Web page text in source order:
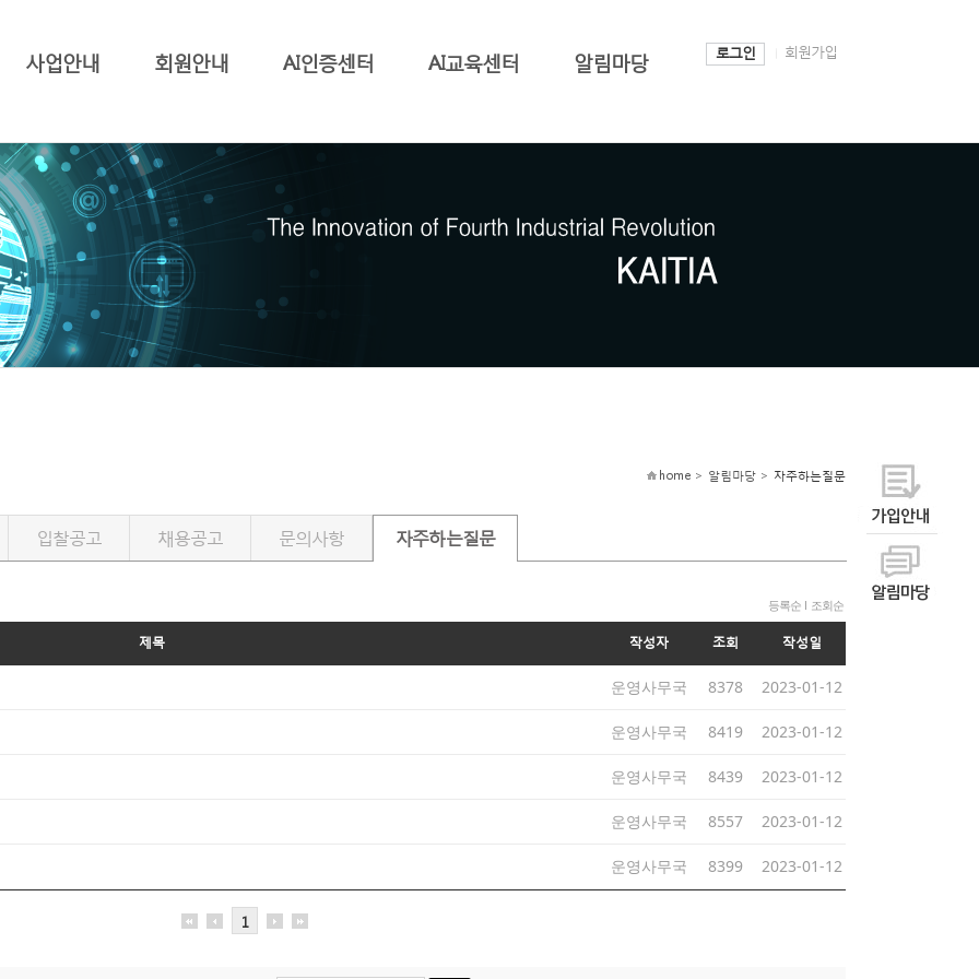
로그인 회원가입
사업안내 회원안내 AI인증센터 AI교육센터 알림마당
입찰공고 채용공고 문의사항 자주하는질문
home > 알림마당 > 자주하는질문
등록순 l 조회순
제목 작성자 조회 작성일
운영사무국 8378 2023-01-12
운영사무국 8419 2023-01-12
운영사무국 8439 2023-01-12
운영사무국 8557 2023-01-12
운영사무국 8399 2023-01-12
1